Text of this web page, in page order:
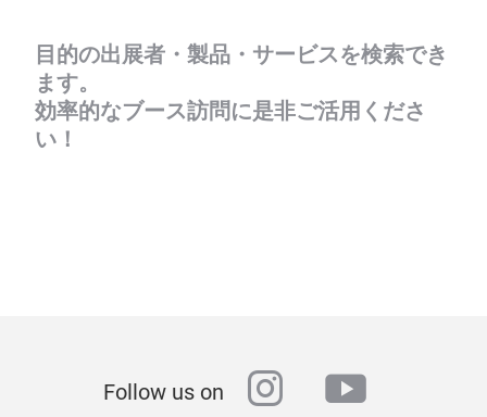
目的の出展者・製品・サービスを検索でき
ます。
効率的なブース訪問に是非ご活用くださ
い！
Follow us on instagram
youtube